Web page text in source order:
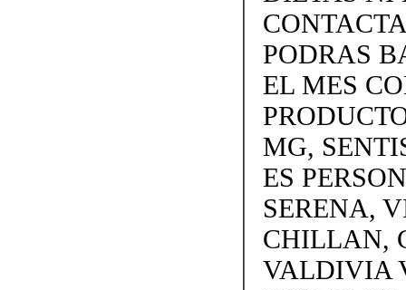
PODRAS
EL MES
MG,
ES
SERENA,
CHILLAN,
VALDIVIA